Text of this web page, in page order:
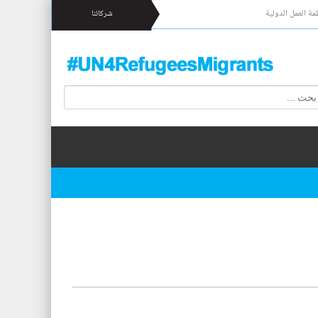
العمل الدولية شركائنا